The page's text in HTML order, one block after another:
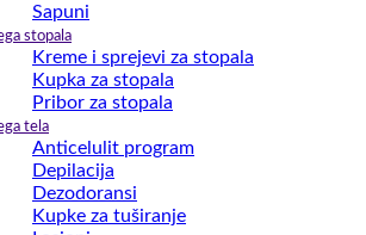
Sapuni
stopala
Kreme i sprejevi za stopala
Kupka za stopala
Pribor za stopala
tela
Anticelulit program
Depilacija
Dezodoransi
Kupke za tuširanje